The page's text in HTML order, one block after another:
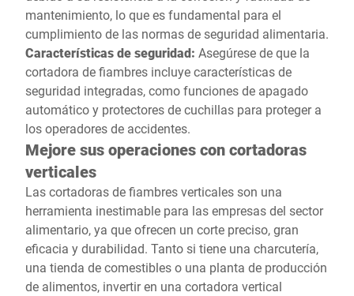
mantenimiento, lo que es fundamental para el
cumplimiento de las normas de seguridad alimentaria.
Características de seguridad: Asegúrese de que la
cortadora de fiambres incluye características de
seguridad integradas, como funciones de apagado
automático y protectores de cuchillas para proteger a
los operadores de accidentes.
Mejore sus operaciones con cortadoras
verticales
Las cortadoras de fiambres verticales son una
herramienta inestimable para las empresas del sector
alimentario, ya que ofrecen un corte preciso, gran
eficacia y durabilidad. Tanto si tiene una charcutería,
una tienda de comestibles o una planta de producción
de alimentos, invertir en una cortadora vertical